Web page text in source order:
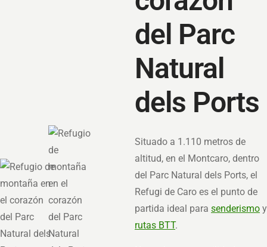
del Parc
Natural
dels Ports
Situado a 1.110 metros de
altitud, en el Montcaro, dentro
del Parc Natural dels Ports, el
Refugi de Caro es el punto de
partida ideal para senderismo y
rutas BTT.